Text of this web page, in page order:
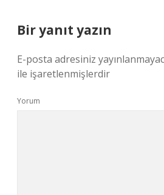
Bir yanıt yazın
E-posta adresiniz
ile işaretlenmişlerdir
Yorum